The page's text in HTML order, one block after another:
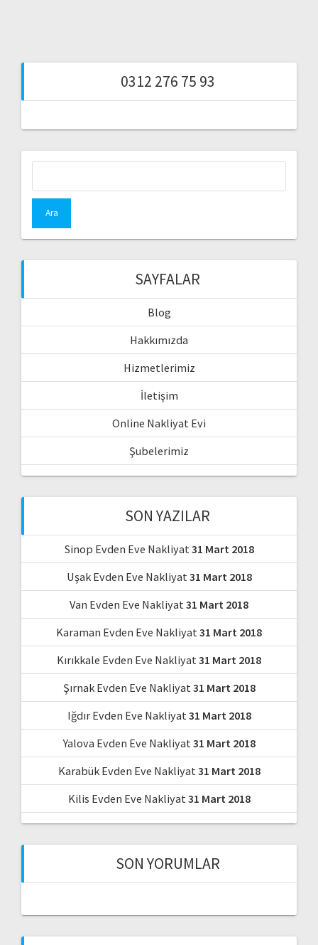
0312 276 75 93
SAYFALAR
Blog
Hakkımızda
Hizmetlerimiz
İletişim
Online Nakliyat Evi
Şubelerimiz
SON YAZILAR
Sinop Evden Eve Nakliyat 31 Mart 2018
Uşak Evden Eve Nakliyat 31 Mart 2018
Van Evden Eve Nakliyat 31 Mart 2018
Karaman Evden Eve Nakliyat 31 Mart 2018
Kırıkkale Evden Eve Nakliyat 31 Mart 2018
Şırnak Evden Eve Nakliyat 31 Mart 2018
Iğdır Evden Eve Nakliyat 31 Mart 2018
Yalova Evden Eve Nakliyat 31 Mart 2018
Karabük Evden Eve Nakliyat 31 Mart 2018
Kilis Evden Eve Nakliyat 31 Mart 2018
SON YORUMLAR